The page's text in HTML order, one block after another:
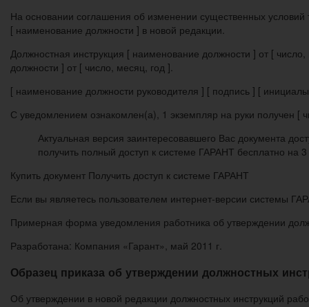
На основании соглашения об изменении существенных
[ наименование должности ] в новой редакции.
Должностная инструкция [ наименование должности ] от [
должности ] от [ число, месяц, год ].
[ наименование должности руководителя ] [ подпись ] [
С уведомлением ознакомлен(а), 1 экземпляр на руки получен
Актуальная версия заинтересовавшего Вас документа
получить полный доступ к системе ГАРАНТ бесплатно на
Купить документ Получить доступ к системе ГАРАНТ
Если вы являетесь пользователем интернет-версии системы
Примерная форма уведомления работника об утверждении
Разработана: Компания «Гарант», май 2011 г.
Образец приказа об утверждении должностных
Об утверждении в новой редакции должностных инструкций